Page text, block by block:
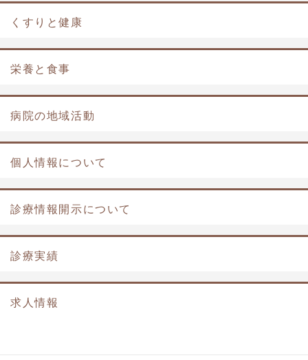
くすりと健康
栄養と食事
病院の地域活動
個人情報について
診療情報開示について
診療実績
求人情報